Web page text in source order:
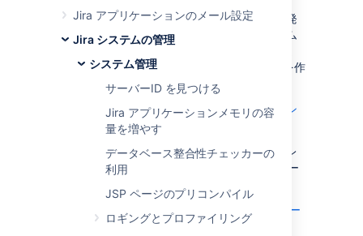
Jira アプリケーションのメール設定
Jira システムの管理
システム管理
サーバーID を見つける
Jira アプリケーションメモリの容
量を増やす
データベース整合性チェッカーの
利用
JSP ページのプリコンパイル
ロギングとプロファイリング
まず、Tableau で DevOps テンプレートが開発
されました。これは、エンジニアリング チーム
す。また、独自のダッシュボードやレポートを作
成するための最適な出発点となるはずです。
DevOps ダッシュボードでデータ パイプライン
を最大限に活用する方法をご確認ください
このページでは、サンプルの DevOps テンプレ
ートを Tableau Desktop にデプロイして、デー
Tableau 用 DevOps ダッシュボード テンプレー
トをダウンロードする